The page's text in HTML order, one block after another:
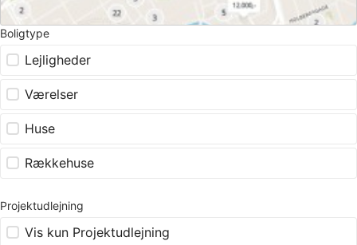
Boligtype
Lejligheder
Værelser
Huse
Rækkehuse
Projektudlejning
Vis kun Projektudlejning